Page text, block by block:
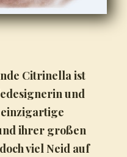
Citrinella ist
und
ihrer großen
viel Neid auf